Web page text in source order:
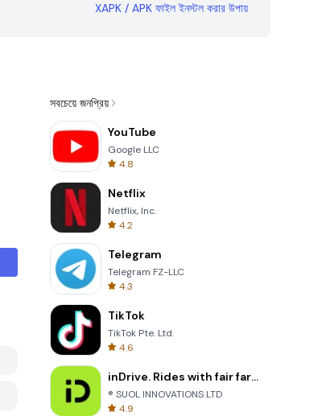
XAPK / APK ফাইল ইনস্টল করার উপায়
সবচেয়ে জনপ্রিয়
YouTube
Google LLC
4.8
Netflix
Netflix, Inc.
4.2
Telegram
Telegram FZ-LLC
4.3
TikTok
TikTok Pte. Ltd.
4.6
inDrive. Rides with fair fares
® SUOL INNOVATIONS LTD
4.9